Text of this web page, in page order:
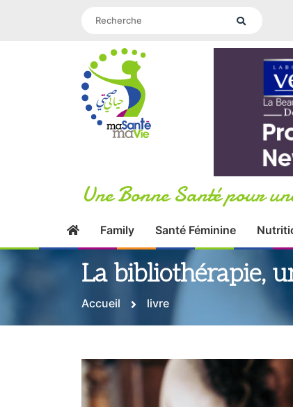
Une Bonne Santé pour
Family Santé Féminine
La bibliothérapie,
Accueil livre